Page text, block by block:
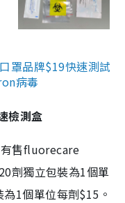
罩品牌$19快速測試
病毒
檢測盒
售fluorecare
劑獨立包裝為1個單
1個單位每劑$15。